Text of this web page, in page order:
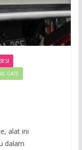
GATE
alat ini
dalam